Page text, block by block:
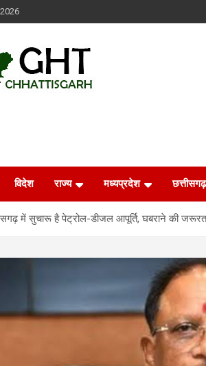
विदेश राज्य मध्यप्रदेश छत्तीसगढ़
में सुचारू है पेट्रोल-डीजल आपूर्ति, घबराने की